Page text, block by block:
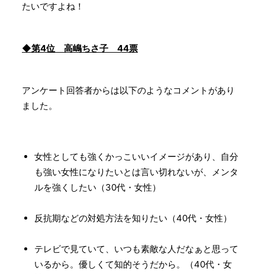
たいですよね！
◆第4位 高嶋ちさ子 44票
アンケート回答者からは以下のようなコメントがあり
ました。
女性としても強くかっこいいイメージがあり、自分
も強い女性になりたいとは言い切れないが、メンタ
ルを強くしたい（30代・女性）
反抗期などの対処方法を知りたい（40代・女性）
テレビで見ていて、いつも素敵な人だなぁと思って
いるから。優しくて知的そうだから。（40代・女